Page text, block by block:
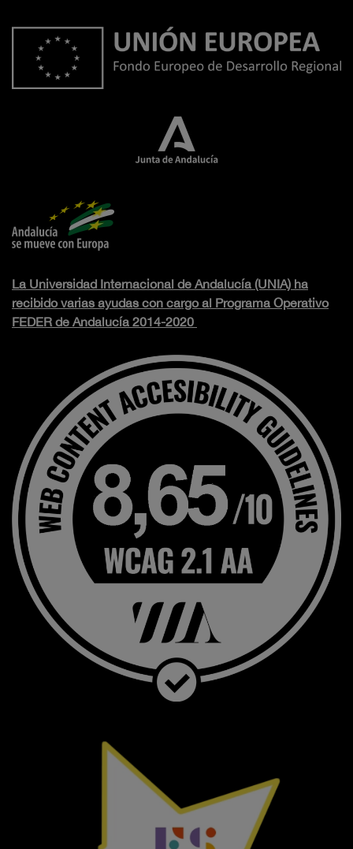
La Universidad Internacional de Andalucía (UNIA) ha
recibido varias ayudas con cargo al Programa Operativo
FEDER de Andalucía 2014-2020